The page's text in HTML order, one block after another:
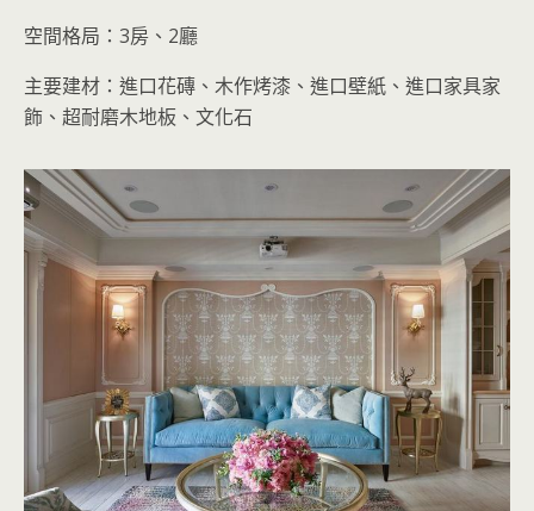
空間格局：3房、2廳
主要建材：進口花磚、木作烤漆、進口壁紙、進口家具家
飾、超耐磨木地板、文化石